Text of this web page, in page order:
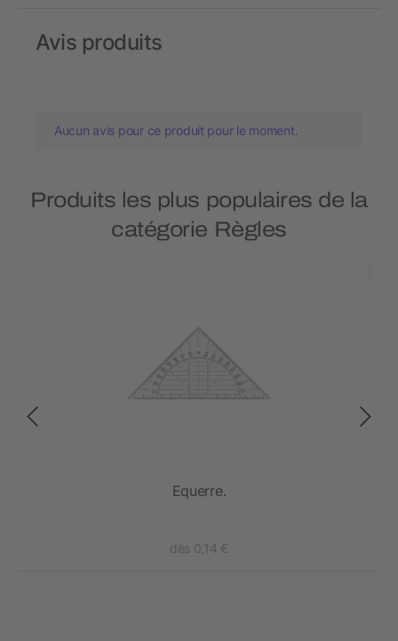
Avis produits
Aucun avis pour ce produit pour le moment.
Produits les plus populaires de la
catégorie Règles
Equerre.
dès 0,14 €